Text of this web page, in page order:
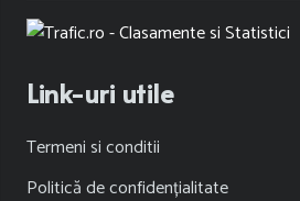
Link-uri utile
Termeni si conditii
Politică de confidențialitate